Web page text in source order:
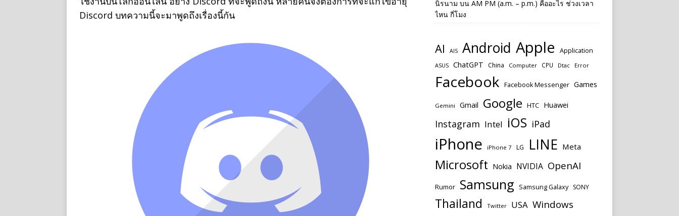
Discord บทความนี้จะมาพูดถึงเรื่องนี้กัน
นิรนาม บน AM PM (a.m. – p.m.) คืออะไร ช่วงเวลา
ไหน กี่โมง
AI AIS Android Apple Application
ASUS ChatGPT China Computer CPU Dtac Error
Facebook Facebook Messenger Games
Gemini Gmail Google HTC Huawei
Instagram Intel iOS iPad
iPhone iPhone 7 LG LINE Meta
Microsoft Nokia NVIDIA OpenAI
Rumor Samsung Samsung Galaxy SONY
Thailand Twitter USA Windows